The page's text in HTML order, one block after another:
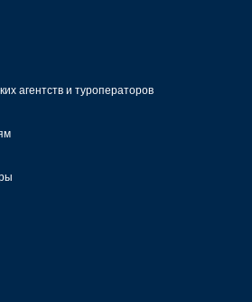
агентств и туроператоров